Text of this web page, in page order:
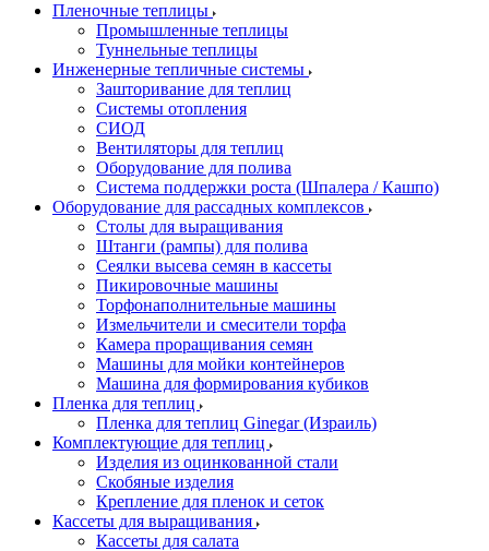
Пленочные теплицы
Промышленные теплицы
Туннельные теплицы
Инженерные тепличные системы
Зашторивание для теплиц
Системы отопления
СИОД
Вентиляторы для теплиц
Оборудование для полива
Система поддержки роста (Шпалера / Кашпо)
Оборудование для рассадных комплексов
Столы для выращивания
Штанги (рампы) для полива
Сеялки высева семян в кассеты
Пикировочные машины
Торфонаполнительные машины
Измельчители и смесители торфа
Камера проращивания семян
Машины для мойки контейнеров
Машина для формирования кубиков
Пленка для теплиц
Пленка для теплиц Ginegar (Израиль)
Комплектующие для теплиц
Изделия из оцинкованной стали
Скобяные изделия
Крепление для пленок и сеток
Кассеты для выращивания
Кассеты для салата